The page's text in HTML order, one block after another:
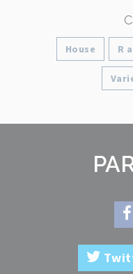
House R